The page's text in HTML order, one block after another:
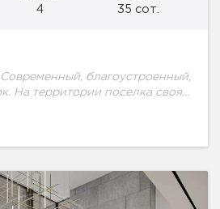
4 35 сот.
благоустроенный,
На территории поселка своя
с квартирами для